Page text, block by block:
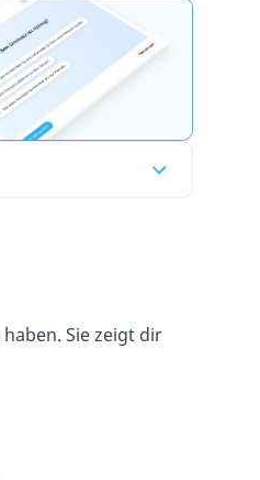
haben. Sie zeigt dir